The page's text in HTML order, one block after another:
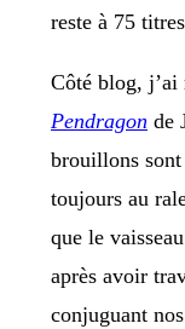
reste à 75
Côté blog, j’ai
Pendragon de
brouillons
toujours au
que le
après avoir
conjuguant